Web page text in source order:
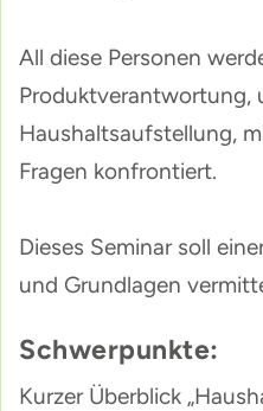
All diese Personen
Produktverantwortung,
Haushaltsaufstellung,
Fragen konfrontiert.
Dieses Seminar soll
und Grundlagen
Schwerpunkte:
Kurzer Überblick